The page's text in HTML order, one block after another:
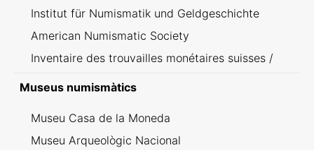
Institut für Numismatik und Geldgeschichte
American Numismatic Society
Inventaire des trouvailles monétaires suisses /
Museus numismàtics
Museu Casa de la Moneda
Museu Arqueològic Nacional